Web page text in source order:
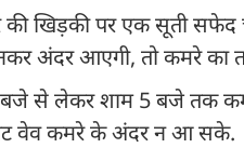
खिड़की पर एक सूती सफेद
अंदर आएगी, तो कमरे का
से लेकर शाम 5 बजे तक
वेव कमरे के अंदर न आ सके.